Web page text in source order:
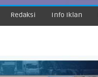
Redaksi Info Iklan